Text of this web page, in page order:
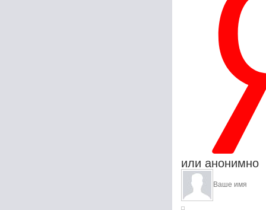
или анонимно